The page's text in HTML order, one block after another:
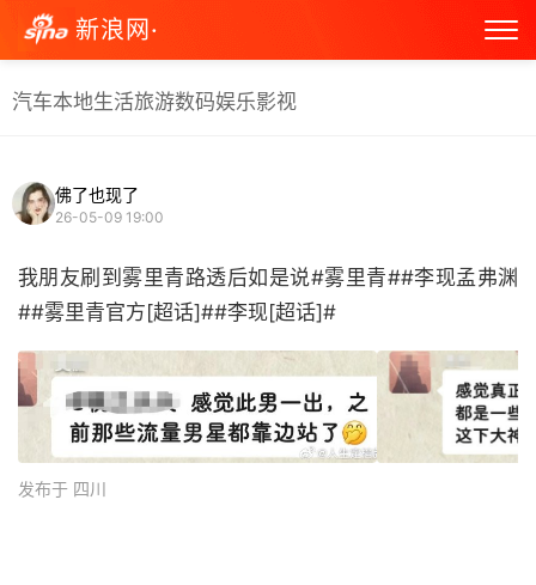
新浪网·
汽车本地生活旅游数码娱乐影视
佛了也现了
26-05-09 19:00
我朋友刷到雾里青路透后如是说#雾里青##李现孟弗渊
##雾里青官方[超话]##李现[超话]# ​
发布于 四川